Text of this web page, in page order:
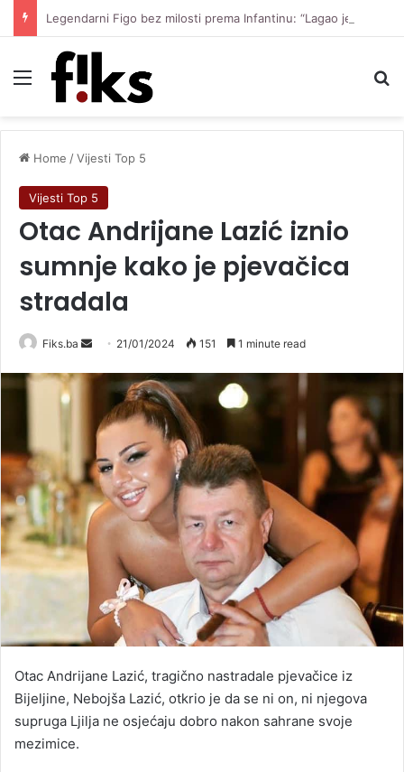
Menu
Home /Vijesti Top 5
Vijesti Top 5
Otac Andrijane Lazić iznio
sumnje kako je pjevačica
stradala
Fiks.ba
Send 21/01/2024 151 1 minute read
Otac Andrijane Lazić, tragično nastradale pjevačice iz
Bijeljine, Nebojša Lazić, otkrio je da se ni on, ni njegova
supruga Ljilja ne osjećaju dobro nakon sahrane svoje
mezimice.